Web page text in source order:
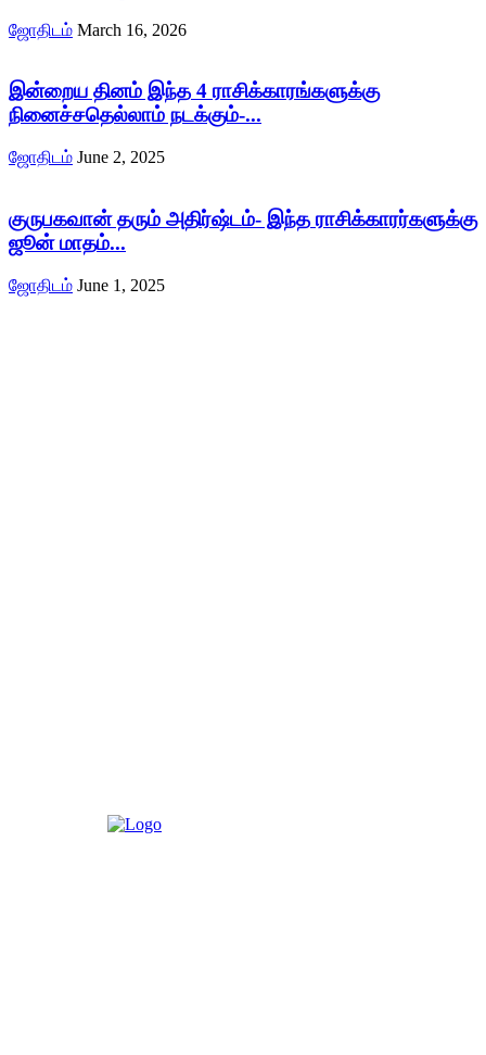
ஜோதிடம் March 16, 2026
இன்றைய தினம் இந்த 4 ராசிக்காரங்களுக்கு
நினைச்சதெல்லாம் நடக்கும்-...
ஜோதிடம் June 2, 2025
குருபகவான் தரும் அதிர்ஷ்டம்- இந்த ராசிக்காரர்களுக்கு
ஜூன் மாதம்...
ஜோதிடம் June 1, 2025